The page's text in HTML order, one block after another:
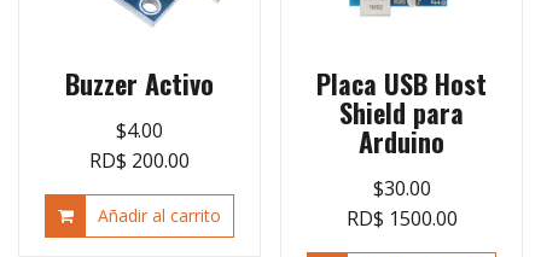
Buzzer Activo
$4.00
RD$ 200.00
Añadir al carrito
Placa USB Host
Shield para
Arduino
$30.00
RD$ 1500.00